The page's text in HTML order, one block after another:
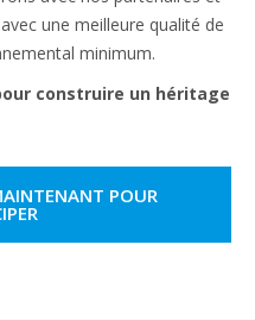
une meilleure qualité de
minimum.
construire un héritage
POUR